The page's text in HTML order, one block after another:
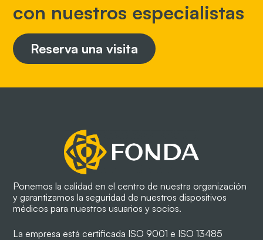
con nuestros especialistas
Reserva una visita
Ponemos la calidad en el centro de nuestra organización
y garantizamos la seguridad de nuestros dispositivos
médicos para nuestros usuarios y socios.
La empresa está certificada ISO 9001 e ISO 13485